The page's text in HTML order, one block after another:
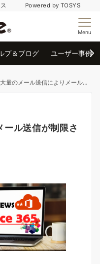
ビス Powered by TOSYS
Menu
プ＆ブログ ユーザー事例
大量のメール送信によりメール送信が制限されてしまったら
ル送信が制限さ